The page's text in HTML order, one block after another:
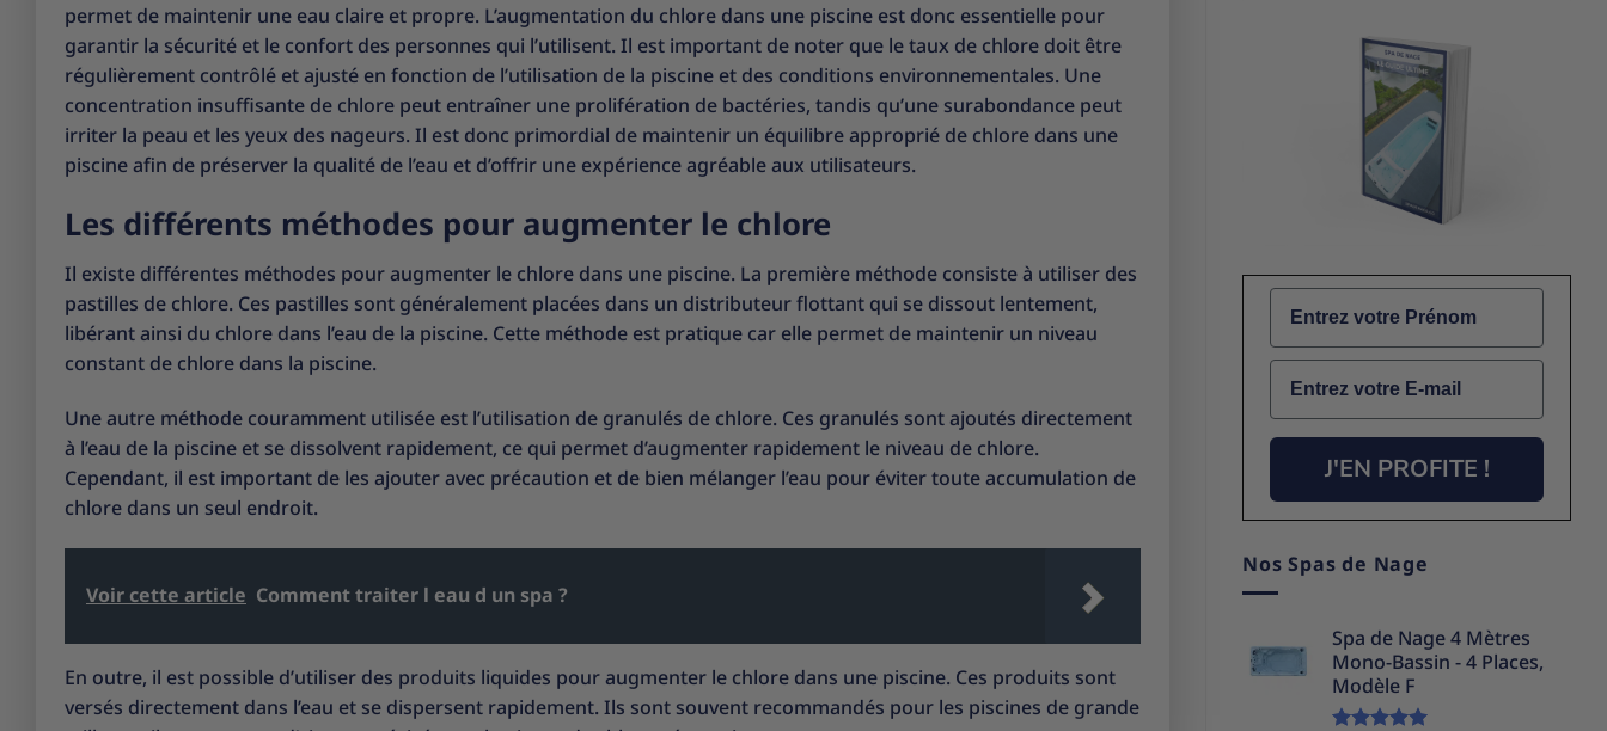
permet de maintenir une eau claire et propre. L’augmentation du chlore dans une piscine est donc essentielle pour
garantir la sécurité et le confort des personnes qui l’utilisent. Il est important de noter que le taux de chlore doit être
régulièrement contrôlé et ajusté en fonction de l’utilisation de la piscine et des conditions environnementales. Une
concentration insuffisante de chlore peut entraîner une prolifération de bactéries, tandis qu’une surabondance peut
irriter la peau et les yeux des nageurs. Il est donc primordial de maintenir un équilibre approprié de chlore dans une
piscine afin de préserver la qualité de l’eau et d’offrir une expérience agréable aux utilisateurs.
Les différents méthodes pour augmenter le chlore
Il existe différentes méthodes pour augmenter le chlore dans une piscine. La première méthode consiste à utiliser des
pastilles de chlore. Ces pastilles sont généralement placées dans un distributeur flottant qui se dissout lentement,
libérant ainsi du chlore dans l’eau de la piscine. Cette méthode est pratique car elle permet de maintenir un niveau
constant de chlore dans la piscine.
Une autre méthode couramment utilisée est l’utilisation de granulés de chlore. Ces granulés sont ajoutés directement
à l’eau de la piscine et se dissolvent rapidement, ce qui permet d’augmenter rapidement le niveau de chlore.
Cependant, il est important de les ajouter avec précaution et de bien mélanger l’eau pour éviter toute accumulation de
chlore dans un seul endroit.
Voir cette article Comment traiter l eau d un spa ?
En outre, il est possible d’utiliser des produits liquides pour augmenter le chlore dans une piscine. Ces produits sont
versés directement dans l’eau et se dispersent rapidement. Ils sont souvent recommandés pour les piscines de grande
Name
Email
J'EN PROFITE !
Nos Spas de Nage
Spa de Nage 4 Mètres
Mono-Bassin - 4 Places,
Modèle F